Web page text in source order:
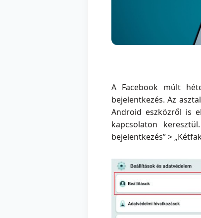
A Facebook múlt
bejelentkezés. Az
Android eszközről is
kapcsolaton
bejelentkezés” >